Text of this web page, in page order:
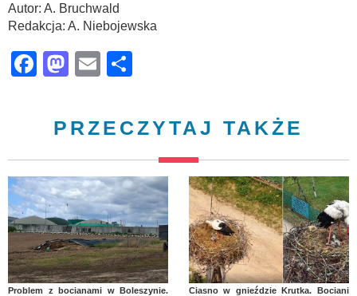
Autor: A. Bruchwald
Redakcja: A. Niebojewska
Facebook
Mastodon
Email
PRZECZYTAJ TAKŻE
Problem z bocianami w Boleszynie.
Ciasno w gnieździe Krutka. Bociani